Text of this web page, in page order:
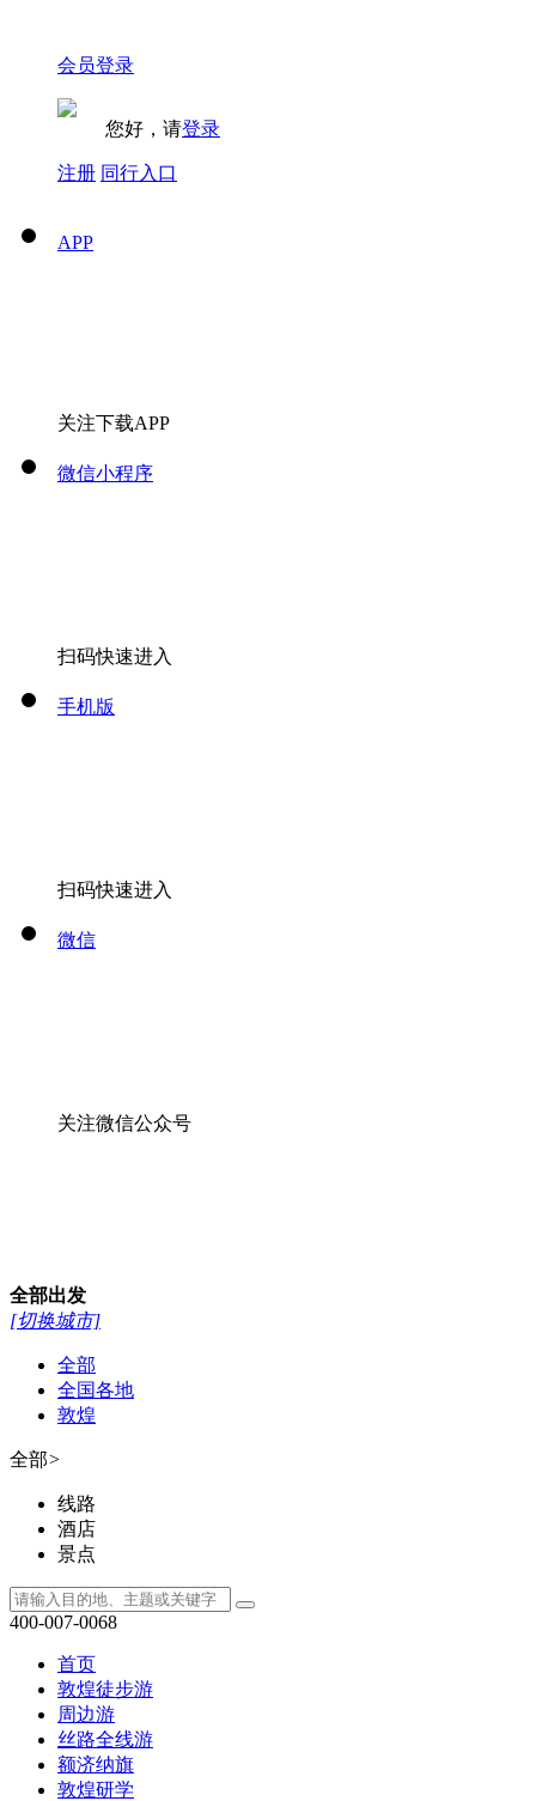
会员登录
您好，请登录
注册 同行入口
APP
关注下载APP
微信小程序
扫码快速进入
手机版
扫码快速进入
微信
关注微信公众号
全部出发
[切换城市]
全部
全国各地
敦煌
全部>
线路
酒店
景点
400-007-0068
首页
敦煌徒步游
周边游
丝路全线游
额济纳旗
敦煌研学